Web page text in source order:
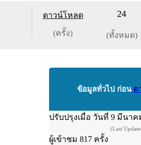
ดาวน์โหลด
(ครั้ง)
24
(ทั้งหมด)
ข้อมูลทั่วไป ก่อน ด
ปรับปรุงเมื่อ วันที่ 9 มีนาค
(Last
ผู้เข้าชม 817 ครั้ง